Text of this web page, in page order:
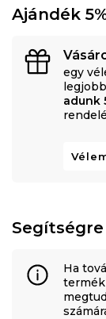
Ajándék
egy
adunk
Ha